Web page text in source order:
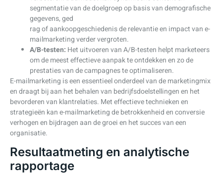
segmentatie van de doelgroep op basis van demografische
gegevens, ged
rag of aankoopgeschiedenis de relevantie en impact van e-
mailmarketing verder vergroten.
A/B-testen: Het uitvoeren van A/B-testen helpt marketeers
om de meest effectieve aanpak te ontdekken en zo de
prestaties van de campagnes te optimaliseren.
E-mailmarketing is een essentieel onderdeel van de marketingmix
en draagt bij aan het behalen van bedrijfsdoelstellingen en het
bevorderen van klantrelaties. Met effectieve technieken en
strategieën kan e-mailmarketing de betrokkenheid en conversie
verhogen en bijdragen aan de groei en het succes van een
organisatie.
Resultaatmeting en analytische
rapportage